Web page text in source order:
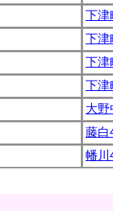
下津
下津
下津
下津
大野
藤白
幡川